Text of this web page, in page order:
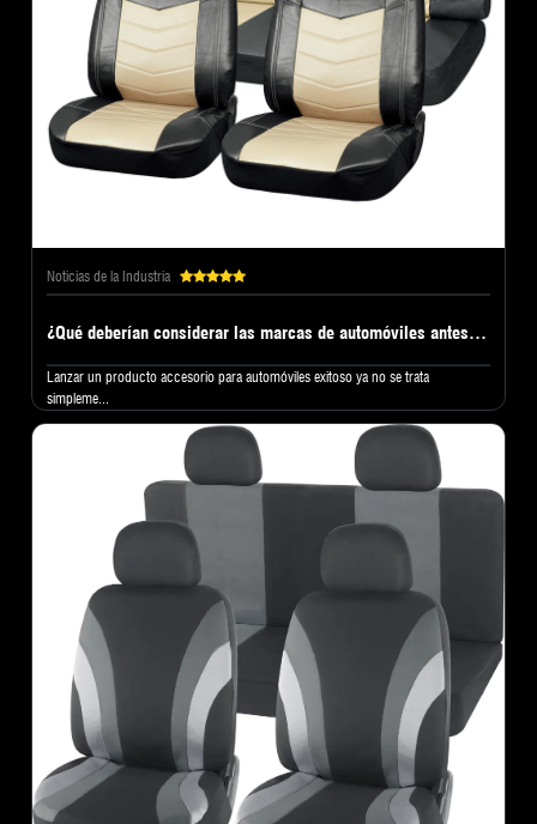
Noticias de la Industria
¿Qué deberían considerar las marcas de automóviles antes de elegir una fábrica de fundas para asientos de automóvil?
Lanzar un producto accesorio para automóviles exitoso ya no se trata
simpleme...